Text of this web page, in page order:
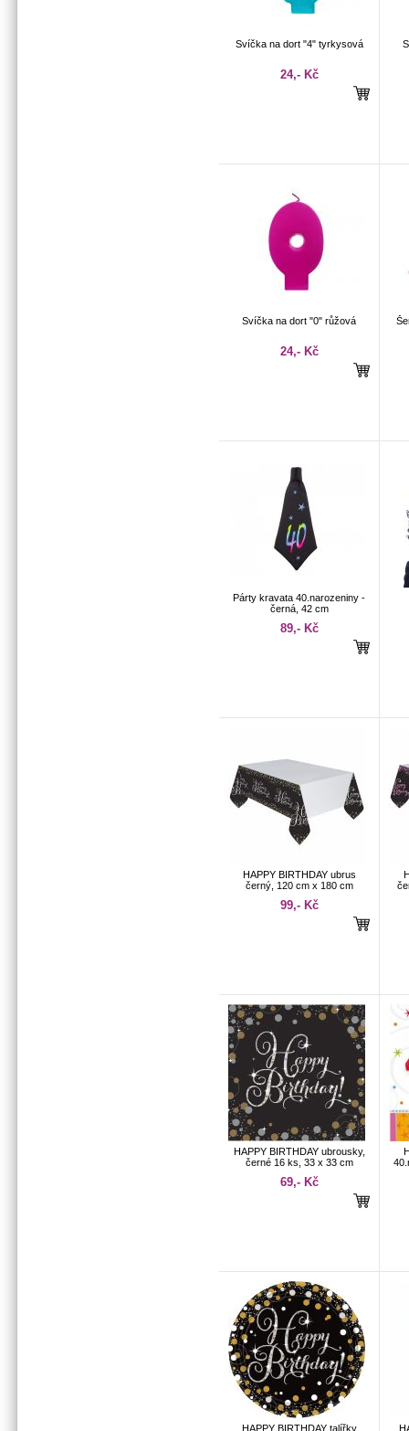
Svíčka na dort "4" tyrkysová
24,- Kč
Svíčka na dort "0" růžová
24,- Kč
Párty kravata 40.narozeniny -
černá, 42 cm
89,- Kč
HAPPY BIRTHDAY ubrus
černý, 120 cm x 180 cm
99,- Kč
HAPPY BIRTHDAY ubrousky,
černé 16 ks, 33 x 33 cm
69,- Kč
HAPPY BIRTHDAY talířky